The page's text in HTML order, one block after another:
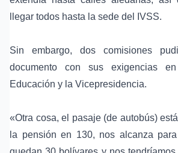
llegar todos hasta la sede del IVSS.
Sin embargo, dos comisiones
documento con sus exigencias
Educación y la Vicepresidencia.
«Otra cosa, el pasaje (de autobús)
la pensión en 130, nos alcanza